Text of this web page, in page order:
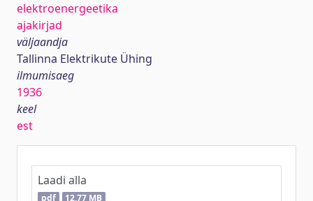
elektroenergeetika
ajakirjad
väljaandja
Tallinna Elektrikute Ühing
ilmumisaeg
1936
keel
est
Laadi alla
pdf 12,77 MB